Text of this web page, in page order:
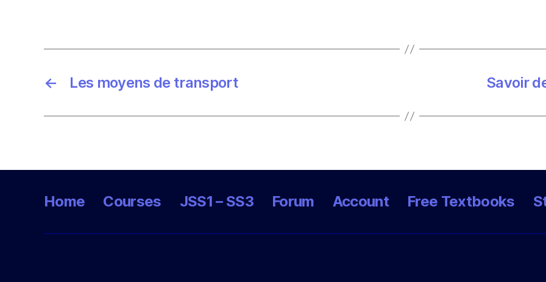
← Les moyens de transport Savoir
Home Courses JSS1 – SS3 Forum Account Free Textbooks